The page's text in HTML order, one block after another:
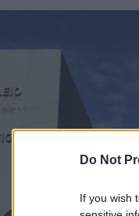
Do Not
If you wish